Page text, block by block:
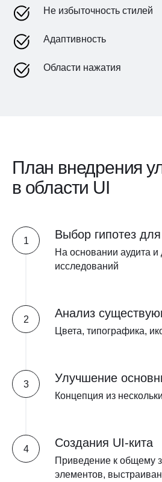
Не избыточность стилей
Адаптивность
Области нажатия
План внедрения
в области UI
Выбор гипотез
На основании аудита
исследований
Анализ
Цвета, типографика,
Улучшение
Концепция из
Создания UI-кита
Приведение к общему
элементов,